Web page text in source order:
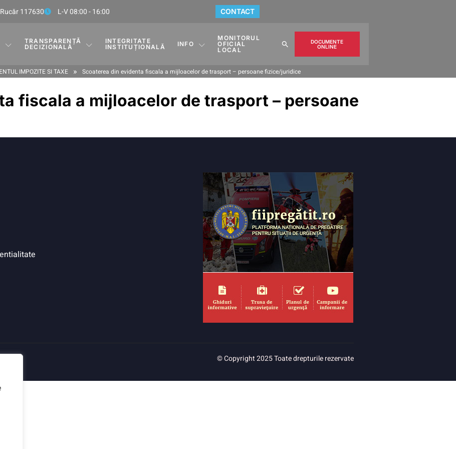
117630 L-V 08:00 - 16:00 CONTACT
TRANSPARENȚĂ
DECIZIONALĂ
INTEGRITATE
INSTITUȚIONALĂ
INFO
MONITORUL
OFICIAL
LOCAL
DOCUMENTE
ONLINE
IMPOZITE SI TAXE » Scoaterea din evidenta fiscala a mijloacelor de trasport – persoane fizice/juridice
fiscala a mijloacelor de trasport – persoane
© Copyright 2025 Toate drepturile rezervate